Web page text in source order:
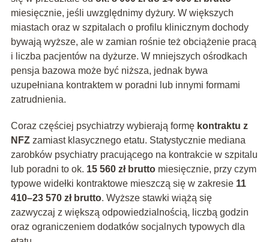
miesięcznie, jeśli uwzględnimy dyżury. W większych
miastach oraz w szpitalach o profilu klinicznym dochody
bywają wyższe, ale w zamian rośnie też obciążenie pracą
i liczba pacjentów na dyżurze. W mniejszych ośrodkach
pensja bazowa może być niższa, jednak bywa
uzupełniana kontraktem w poradni lub innymi formami
zatrudnienia.
Coraz częściej psychiatrzy wybierają formę kontraktu z
NFZzamiast klasycznego etatu. Statystycznie mediana
zarobków psychiatry pracującego na kontrakcie w szpitalu
lub poradni to ok. 15 560 zł bruttomiesięcznie, przy czym
typowe widełki kontraktowe mieszczą się w zakresie 11
410–23 570 zł brutto. Wyższe stawki wiążą się
zazwyczaj z większą odpowiedzialnością, liczbą godzin
oraz ograniczeniem dodatków socjalnych typowych dla